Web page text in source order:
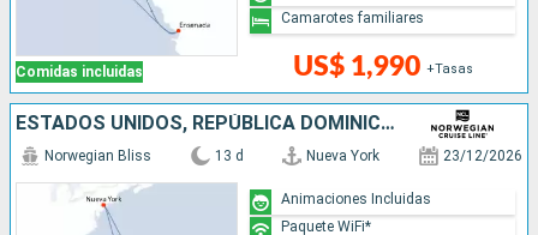
Comidas incluidas US$ 1,990 +Tasas
Camarotes familiares
ESTADOS UNIDOS, REPÚBLICA DOMINICANA, PUERTO RICO, SAN MARTÍN
Norwegian Bliss 13 d Nueva York 23/12/2026
Animaciones Incluidas
Paquete WiFi*